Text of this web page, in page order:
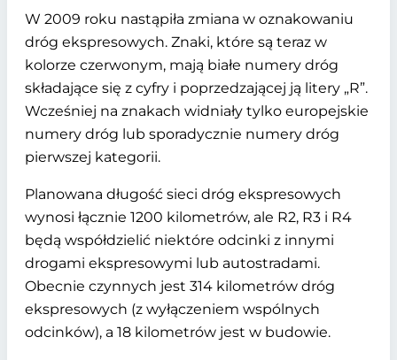
W 2009 roku nastąpiła zmiana w oznakowaniu
dróg ekspresowych. Znaki, które są teraz w
kolorze czerwonym, mają białe numery dróg
składające się z cyfry i poprzedzającej ją litery „R”.
Wcześniej na znakach widniały tylko europejskie
numery dróg lub sporadycznie numery dróg
pierwszej kategorii.
Planowana długość sieci dróg ekspresowych
wynosi łącznie 1200 kilometrów, ale R2, R3 i R4
będą współdzielić niektóre odcinki z innymi
drogami ekspresowymi lub autostradami.
Obecnie czynnych jest 314 kilometrów dróg
ekspresowych (z wyłączeniem wspólnych
odcinków), a 18 kilometrów jest w budowie.